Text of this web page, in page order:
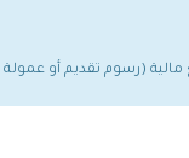
مالية (رسوم تقديم أو